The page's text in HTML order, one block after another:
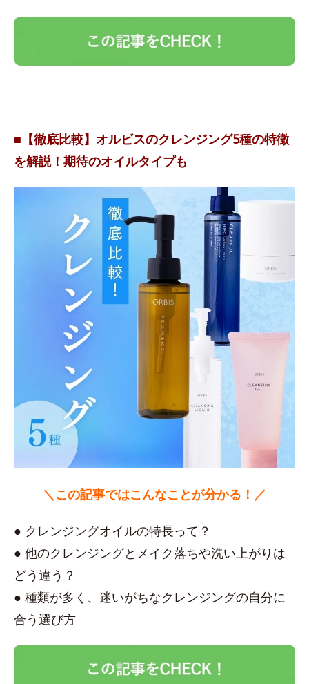
■【徹底比較】オルビスのクレンジング5種の特徴
を解説！期待のオイルタイプも
＼この記事ではこんなことが分かる！／
● クレンジングオイルの特長って？
● 他のクレンジングとメイク落ちや洗い上がりは
どう違う？
● 種類が多く、迷いがちなクレンジングの自分に
合う選び方